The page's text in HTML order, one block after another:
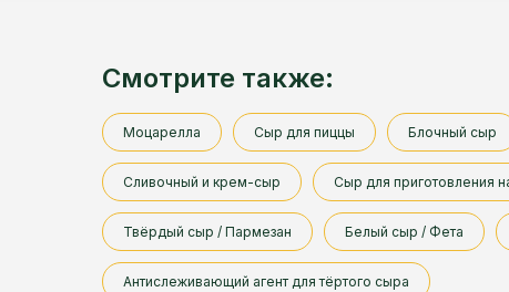
Смотрите также:
Моцарелла Сыр для пиццы Блочный сыр
Сливочный и крем-сыр Сыр для приготовления
Твёрдый сыр / Пармезан Белый сыр / Фета
Антислеживающий агент для тёртого сыра